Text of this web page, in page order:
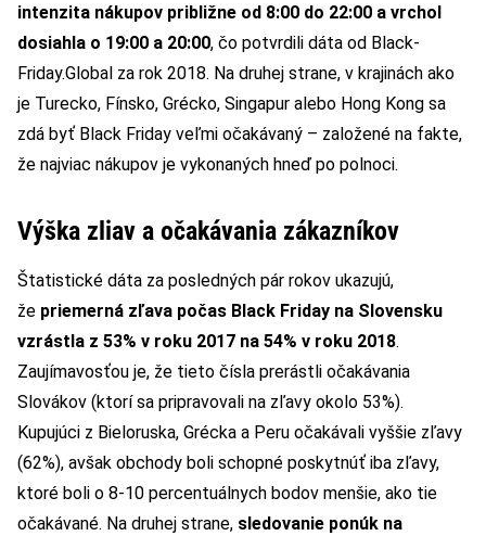
intenzita nákupov približne od 8:00 do 22:00 a vrchol
dosiahla o 19:00 a 20:00, čo potvrdili dáta od Black-
Friday.Global za rok 2018. Na druhej strane, v krajinách ako
je Turecko, Fínsko, Grécko, Singapur alebo Hong Kong sa
zdá byť Black Friday veľmi očakávaný – založené na fakte,
že najviac nákupov je vykonaných hneď po polnoci.
Výška zliav a očakávania zákazníkov
Štatistické dáta za posledných pár rokov ukazujú,
že priemerná zľava počas Black Friday na Slovensku
vzrástla z 53% v roku 2017 na 54% v roku 2018.
Zaujímavosťou je, že tieto čísla prerástli očakávania
Slovákov (ktorí sa pripravovali na zľavy okolo 53%).
Kupujúci z Bieloruska, Grécka a Peru očakávali vyššie zľavy
(62%), avšak obchody boli schopné poskytnúť iba zľavy,
ktoré boli o 8-10 percentuálnych bodov menšie, ako tie
očakávané. Na druhej strane, sledovanie ponúk na